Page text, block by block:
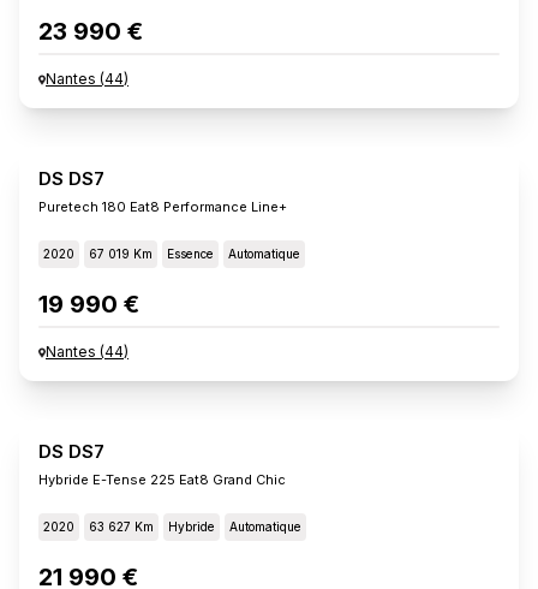
23 990 €
Nantes (44)
DS DS7
Puretech 180 Eat8 Performance Line+
2020 67 019 Km Essence Automatique
19 990 €
Nantes (44)
DS DS7
Hybride E-Tense 225 Eat8 Grand Chic
2020 63 627 Km Hybride Automatique
21 990 €